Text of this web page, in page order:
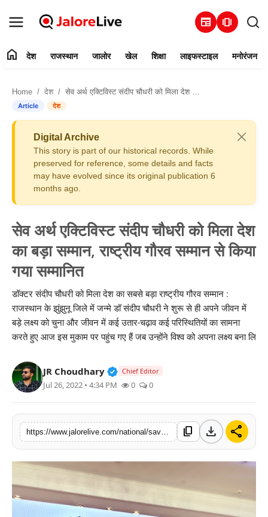
newspaper amp_stories
संपर्क करें
राजस्थान
खेल
शिक्षा
मनोरंजन
तकनीक
विशेष
home देश राजस्थान जालोर खेल शिक्षा लाइफस्टाइल मनोरंजन
Home देश सेव अर्थ एक्टिविस्ट संदीप चौधरी को मिला देश का बड़ा सम्मान, राष्ट्रीय गौरव सम्मान से किया गया सम्मानित
Article देश
Digital Archive
This story is part of our historical records. While
preserved for reference, some details and facts
may have evolved since its original publication 6
months ago.
सेव अर्थ एक्टिविस्ट संदीप चौधरी को मिला देश
का बड़ा सम्मान, राष्ट्रीय गौरव सम्मान से किया
गया सम्मानित
डॉक्टर संदीप चौधरी को मिला देश का सबसे बड़ा राष्ट्रीय गौरव सम्मान :
राजस्थान के झुंझुनू जिले में जन्मे डॉ संदीप चौधरी ने शुरू से ही अपने जीवन में
बड़े लक्ष्य को चुना और जीवन में कई उतार-चढ़ाव कई परिस्थितियों का सामना
करते हुए आज इस मुकाम पर पहुंच गए हैं जब उन्होंने विश्व को अपना लक्ष्य बना लि
JR Choudhary Verified Public Figure • 30 Mar,
Chief Editor
Jul 26, 2022 • 4:34 PM 0 0
content_copy download share